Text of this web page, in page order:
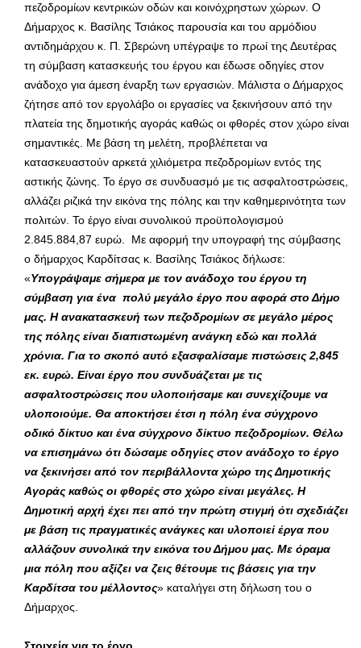
πεζοδρομίων κεντρικών οδών και κοινόχρηστων χώρων. Ο
Δήμαρχος κ. Βασίλης Τσιάκος παρουσία και του αρμόδιου
αντιδημάρχου κ. Π. Σβερώνη υπέγραψε το πρωί της Δευτέρας
τη σύμβαση κατασκευής του έργου και έδωσε οδηγίες στον
ανάδοχο για άμεση έναρξη των εργασιών. Μάλιστα ο Δήμαρχος
ζήτησε από τον εργολάβο οι εργασίες να ξεκινήσουν από την
πλατεία της δημοτικής αγοράς καθώς οι φθορές στον χώρο είναι
σημαντικές. Με βάση τη μελέτη, προβλέπεται να
κατασκευαστούν αρκετά χιλιόμετρα πεζοδρομίων εντός της
αστικής ζώνης. Το έργο σε συνδυασμό με τις ασφαλτοστρώσεις,
αλλάζει ριζικά την εικόνα της πόλης και την καθημερινότητα των
πολιτών. Το έργο είναι συνολικού προϋπολογισμού
2.845.884,87 ευρώ. Με αφορμή την υπογραφή της σύμβασης
ο δήμαρχος Καρδίτσας κ. Βασίλης Τσιάκος δήλωσε:
«Υπογράψαμε σήμερα με τον ανάδοχο του έργου τη
σύμβαση για ένα πολύ μεγάλο έργο που αφορά στο Δήμο
μας. Η ανακατασκευή των πεζοδρομίων σε μεγάλο μέρος
της πόλης είναι διαπιστωμένη ανάγκη εδώ και πολλά
χρόνια. Για το σκοπό αυτό εξασφαλίσαμε πιστώσεις 2,845
εκ. ευρώ. Είναι έργο που συνδυάζεται με τις
ασφαλτοστρώσεις που υλοποιήσαμε και συνεχίζουμε να
υλοποιούμε. Θα αποκτήσει έτσι η πόλη ένα σύγχρονο
οδικό δίκτυο και ένα σύγχρονο δίκτυο πεζοδρομίων. Θέλω
να επισημάνω ότι δώσαμε οδηγίες στον ανάδοχο το έργο
να ξεκινήσει από τον περιβάλλοντα χώρο της Δημοτικής
Αγοράς καθώς οι φθορές στο χώρο είναι μεγάλες. Η
Δημοτική αρχή έχει πει από την πρώτη στιγμή ότι σχεδιάζει
με βάση τις πραγματικές ανάγκες και υλοποιεί έργα που
αλλάζουν συνολικά την εικόνα του Δήμου μας. Με όραμα
μια πόλη που αξίζει να ζεις θέτουμε τις βάσεις για την
Καρδίτσα του μέλλοντος» καταλήγει στη δήλωση του ο
Δήμαρχος.
Στοιχεία για το έργο